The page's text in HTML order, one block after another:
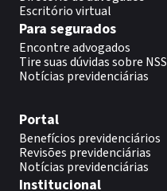
Escritório virtual
Para segurados
Encontre advogados
Tire suas dúvidas sobre NSS
Notícias previdenciárias
Portal
Benefícios previdenciários
Revisões previdenciárias
Notícias previdenciárias
Institucional